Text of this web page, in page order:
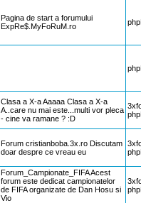
Pagina de start a forumului
ExpRe$.MyFoRuM.ro
Clasa a X-a Aaaaa Clasa a X-a
A..care nu mai este...multi vor pleca
- cine va ramane ? :D
Forum cristianboba.3x.ro Discutam
doar despre ce vreau eu
Forum_Campionate_FIFA Acest
forum este dedicat campionatelor
de FIFA organizate de Dan Hosu si
Vio